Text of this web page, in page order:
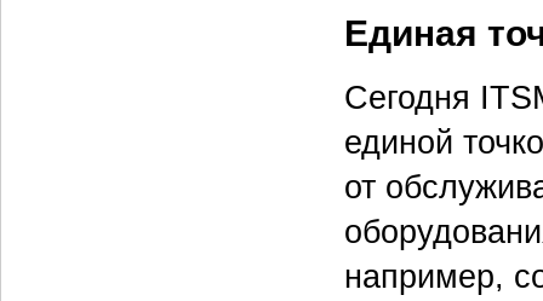
Единая
Сегодня
единой
от
например,